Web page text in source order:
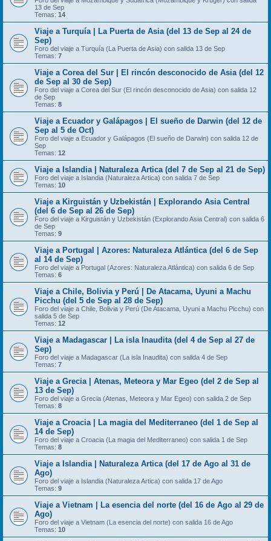
13 de Sep
Temas: 14
Viaje a Turquía | La Puerta de Asia (del 13 de Sep al 24 de
Sep)
Foro del viaje a Turquía (La Puerta de Asia) con salida 13 de Sep
Temas: 7
Viaje a Corea del Sur | El rincón desconocido de Asia (del 12
de Sep al 30 de Sep)
Foro del viaje a Corea del Sur (El rincón desconocido de Asia) con salida 12
de Sep
Temas: 8
Viaje a Ecuador y Galápagos | El sueño de Darwin (del 12 de
Sep al 5 de Oct)
Foro del viaje a Ecuador y Galápagos (El sueño de Darwin) con salida 12 de
Sep
Temas: 12
Viaje a Islandia | Naturaleza Artica (del 7 de Sep al 21 de Sep)
Foro del viaje a Islandia (Naturaleza Artica) con salida 7 de Sep
Temas: 10
Viaje a Kirguistán y Uzbekistán | Explorando Asia Central
(del 6 de Sep al 26 de Sep)
Foro del viaje a Kirguistán y Uzbekistán (Explorando Asia Central) con salida 6
de Sep
Temas: 9
Viaje a Portugal | Azores: Naturaleza Atlántica (del 6 de Sep
al 14 de Sep)
Foro del viaje a Portugal (Azores: Naturaleza Atlántica) con salida 6 de Sep
Temas: 6
Viaje a Chile, Bolivia y Perú | De Atacama, Uyuni a Machu
Picchu (del 5 de Sep al 28 de Sep)
Foro del viaje a Chile, Bolivia y Perú (De Atacama, Uyuni a Machu Picchu) con
salida 5 de Sep
Temas: 12
Viaje a Madagascar | La isla Inaudita (del 4 de Sep al 27 de
Sep)
Foro del viaje a Madagascar (La isla Inaudita) con salida 4 de Sep
Temas: 7
Viaje a Grecia | Atenas, Meteora y Mar Egeo (del 2 de Sep al
13 de Sep)
Foro del viaje a Grecia (Atenas, Meteora y Mar Egeo) con salida 2 de Sep
Temas: 8
Viaje a Croacia | La magia del Mediterraneo (del 1 de Sep al
14 de Sep)
Foro del viaje a Croacia (La magia del Mediterraneo) con salida 1 de Sep
Temas: 8
Viaje a Islandia | Naturaleza Artica (del 17 de Ago al 31 de
Ago)
Foro del viaje a Islandia (Naturaleza Artica) con salida 17 de Ago
Temas: 9
Viaje a Vietnam | La esencia del norte (del 16 de Ago al 29 de
Ago)
Foro del viaje a Vietnam (La esencia del norte) con salida 16 de Ago
Temas: 10